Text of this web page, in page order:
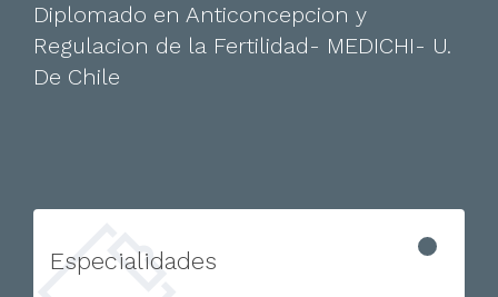
Diplomado en Anticoncepcion y
Regulacion de la Fertilidad- MEDICHI- U.
De Chile
Especialidades